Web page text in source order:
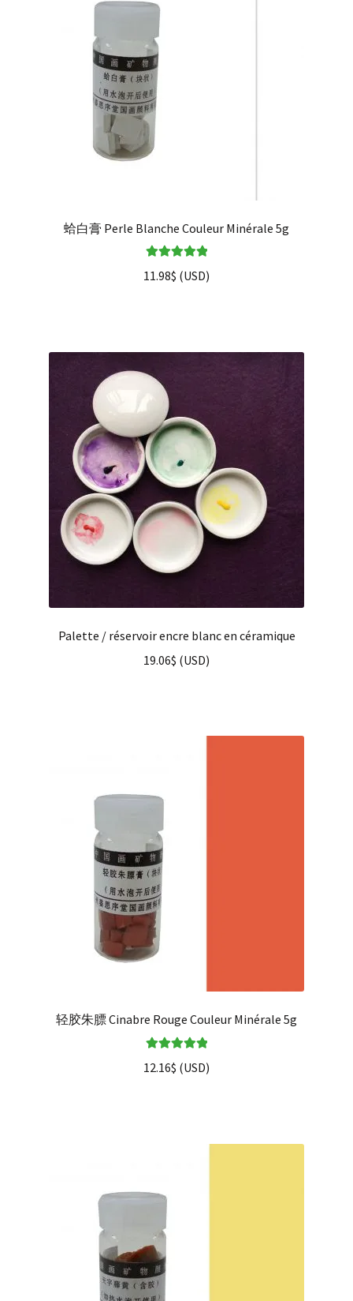
蛤白膏 Perle Blanche Couleur Minérale 5g
5
11.98$ (USD)
Palette / réservoir encre blanc en céramique
19.06$ (USD)
轻胶朱膘 Cinabre Rouge Couleur Minérale 5g
5
12.16$ (USD)